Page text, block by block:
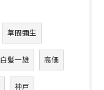
草間彌生
白髪一雄 高価
神戸